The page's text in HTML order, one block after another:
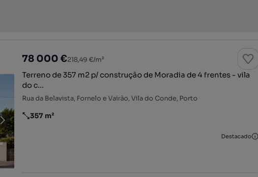
78 000 €218,49 €/m²
Terreno de 357 m2 p/ construção de Moradia de 4 frentes - vila
do c...
Rua da Belavista, Fornelo e Vairão, Vila do Conde, Porto
Preço por metro quadrado
357 m²
Destacado